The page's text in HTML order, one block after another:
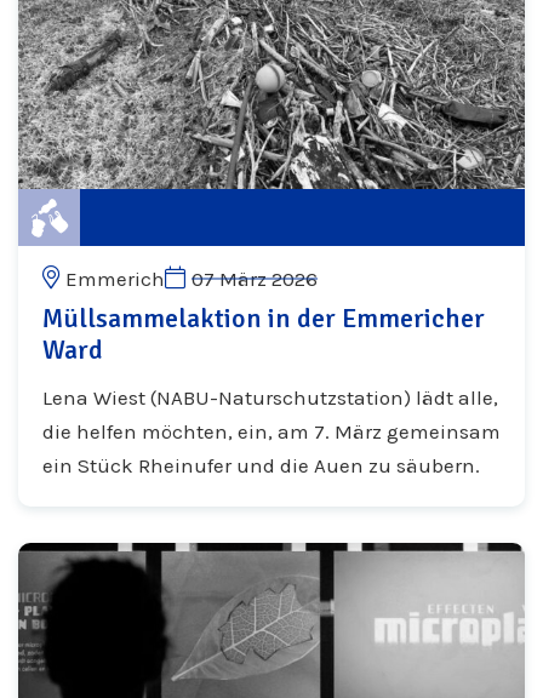
Emmerich 07 März 2026
Müllsammelaktion in der Emmericher
Ward
Lena Wiest (NABU-Naturschutzstation) lädt alle,
die helfen möchten, ein, am 7. März gemeinsam
ein Stück Rheinufer und die Auen zu säubern.